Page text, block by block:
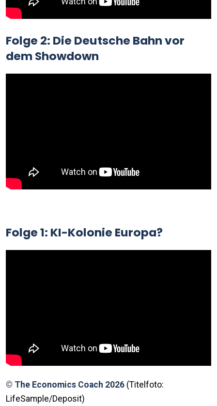
Folge 2: Die Deutsche Bahn vor
dem Showdown
Folge 1: KI-Kolonie Europa?
© The Economics Coach 2026 (Titelfoto:
LifeSample/Deposit)